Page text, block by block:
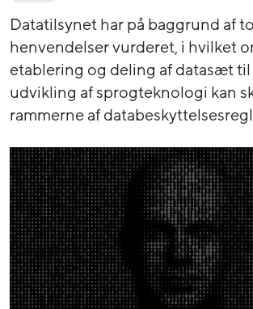
Datatilsynet har på baggrund af
henvendelser vurderet, i hvilket
etablering og deling af datasæt
udvikling af sprogteknologi kan
rammerne af